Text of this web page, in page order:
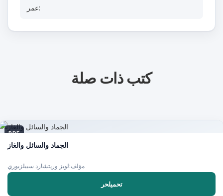
عمر:
كتب ذات صلة
PDF
الجماد والسائل والغاز
مؤلف:لويز وريتشارد سبيلزبوري
تحميلحر